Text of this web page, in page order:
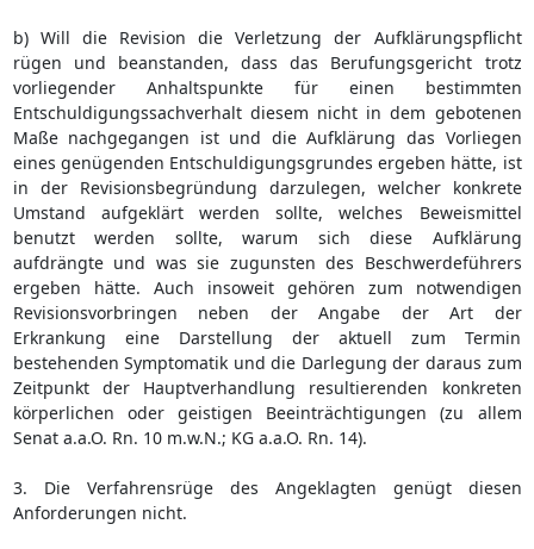
b) Will die Revision die Verletzung der Aufklärungspflicht
rügen und beanstanden, dass das Berufungsgericht trotz
vorliegender Anhaltspunkte für einen bestimmten
Entschuldigungssachverhalt diesem nicht in dem gebotenen
Maße nachgegangen ist und die Aufklärung das Vorliegen
eines genügenden Entschuldigungsgrundes ergeben hätte, ist
in der Revisionsbegründung darzulegen, welcher konkrete
Umstand aufgeklärt werden sollte, welches Beweismittel
benutzt werden sollte, warum sich diese Aufklärung
aufdrängte und was sie zugunsten des Beschwerdeführers
ergeben hätte. Auch insoweit gehören zum notwendigen
Revisionsvorbringen neben der Angabe der Art der
Erkrankung eine Darstellung der aktuell zum Termin
bestehenden Symptomatik und die Darlegung der daraus zum
Zeitpunkt der Hauptverhandlung resultierenden konkreten
körperlichen oder geistigen Beeinträchtigungen (zu allem
Senat a.a.O. Rn. 10 m.w.N.; KG a.a.O. Rn. 14).
3. Die Verfahrensrüge des Angeklagten genügt diesen
Anforderungen nicht.